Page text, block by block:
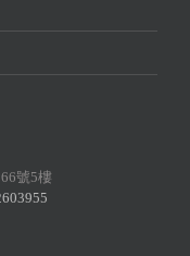
號5樓